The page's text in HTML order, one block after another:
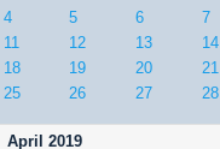
4
5 6 7
11
12 13 14
18
19 20 21
25
26 27 28
April 2019